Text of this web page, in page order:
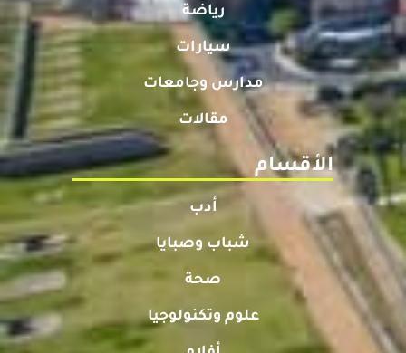
رياضة
سيارات
مدارس وجامعات
مقالات
الأقسام
أدب
شباب وصبايا
صحة
علوم وتكنولوجيا